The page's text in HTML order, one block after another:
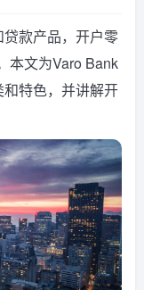
款产品，开户零
本文为Varo Bank
特色，并讲解开